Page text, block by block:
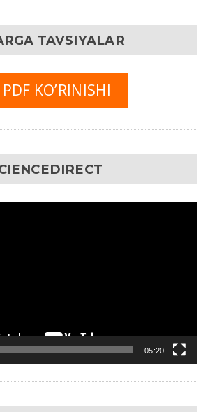
TAVSIYALAR
PDF KO’RINISHI
05:20